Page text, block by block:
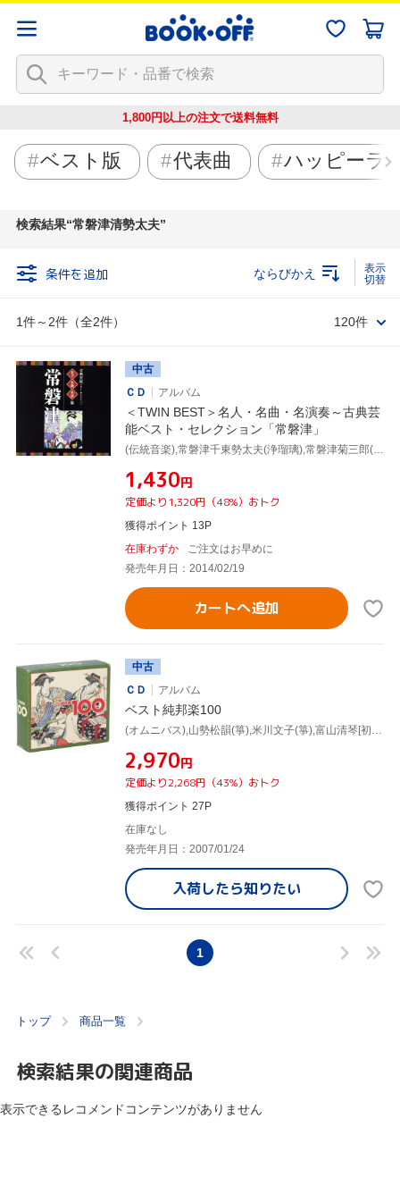
1,800円以上の注文で送料無料
ベスト版 代表曲 ハッピーラ
検索結果 常磐津清勢太夫
条件を追加
1件～2件（全2件）
ならびかえ
120件
中古
ＣＤ
アルバム
＜TWIN BEST＞名人・名曲・名演奏～古典芸
能ベスト・セレクション「常磐津」
(伝統音楽),常磐津千東勢太夫(浄瑠璃),常磐津菊三郎(三味線),常磐津千勢太夫(浄瑠璃),常磐津千代太夫(浄瑠璃),常磐津三東勢太夫(浄瑠璃),常磐津清勢太夫(浄瑠璃),岸沢式佐[十世](三味線)
¥1,430円
定価より1,320円（48%）おトク
獲得ポイント 13P
在庫わずか
ご注文はお早めに
発売年月日：2014/02/19
カートへ追加
中古
ＣＤ
アルバム
ベスト純邦楽100
(オムニバス),山勢松韻(箏),米川文子(箏),富山清琴[初代](三弦),宮城喜代子(箏),青木鈴慕(尺八),常磐津千東勢太夫,千本歌扇
¥2,970円
定価より2,268円（43%）おトク
獲得ポイント 27P
在庫なし
発売年月日：2007/01/24
入荷したら知りたい
1
トップ 商品一覧
検索結果の関連商品
表示できるレコメンドコンテンツがありません